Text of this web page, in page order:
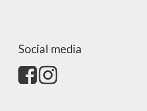
Social media